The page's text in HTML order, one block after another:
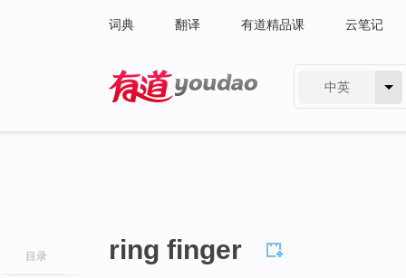
词典 翻译 有道精品课 云笔记
中英
目录 ring finger